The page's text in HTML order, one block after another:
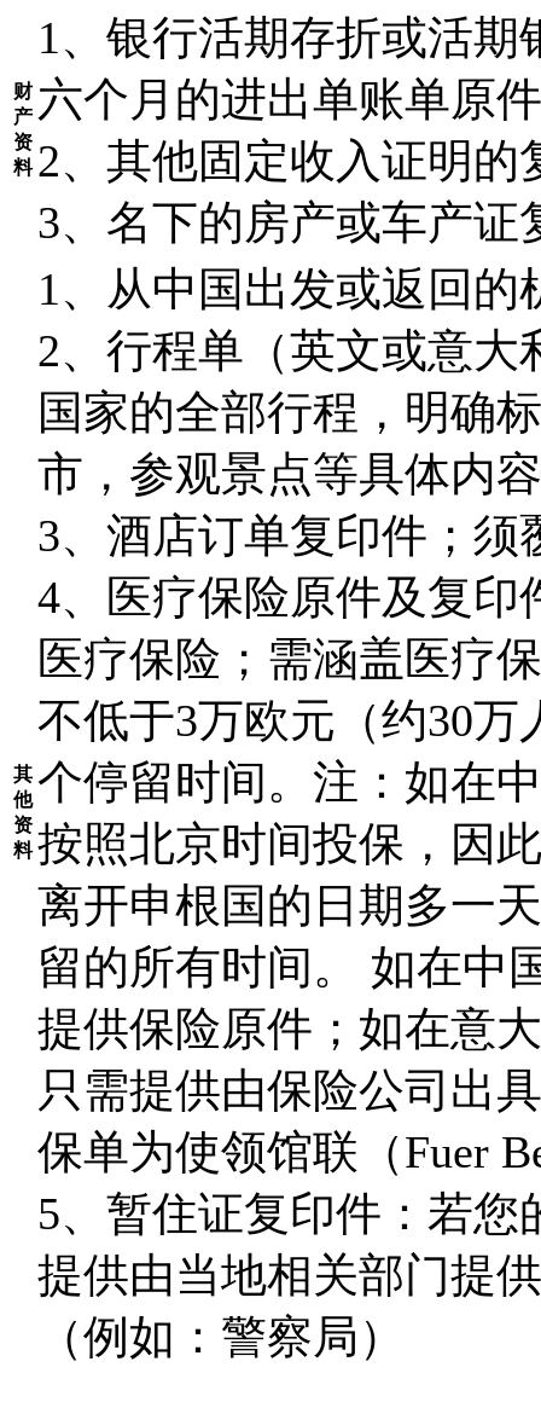
财
产
资
料
1、银行活期存折或活
六个月的进出单账单原件
2、其他固定收入证明的
3、名下的房产或车产证
其
他
资
料
1、从中国出发或返回的
2、行程单（英文或意
国家的全部行程，明确
市，参观景点等具体内
3、酒店订单复印件；
4、医疗保险原件及复
医疗保险；需涵盖医疗
不低于3万欧元（约30
个停留时间。注：如在
按照北京时间投保，因
离开申根国的日期多一
留的所有时间。 如在中
提供保险原件；如在意
只需提供由保险公司出
保单为使领馆联（Fuer
5、暂住证复印件：若
提供由当地相关部门提
（例如：警察局）